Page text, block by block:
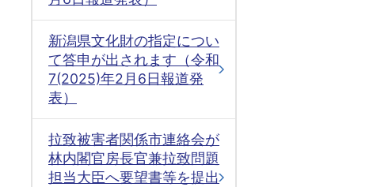
新潟県文化財の指定につい
て答申が出されます（令和
7(2025)年2月6日報道発
表）
拉致被害者関係市連絡会が
林内閣官房長官兼拉致問題
担当大臣へ要望書等を提出